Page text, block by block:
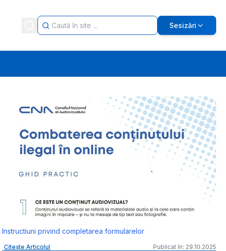
Sesizări
Instructiuni privind completarea formularelor
Citește Articolul Publicat în: 29.10.2025